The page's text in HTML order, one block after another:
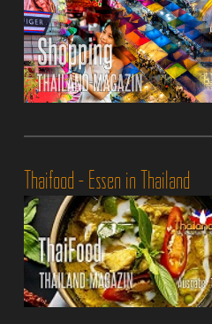
Thaifood - Essen in Thailand